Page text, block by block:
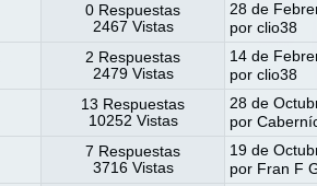
0 Respuestas
2467 Vistas
28 de
porclio38
2 Respuestas
2479 Vistas
14 de
porclio38
13 Respuestas
10252 Vistas
28 de
por
7 Respuestas
3716 Vistas
19 de
por Fran F